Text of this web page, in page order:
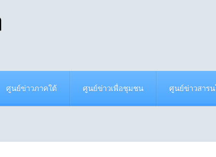
ศูนย์ข่าวภาคใต้ ศูนย์ข่าวเพื่อชุมชน ศูนย์ข่าวสาร